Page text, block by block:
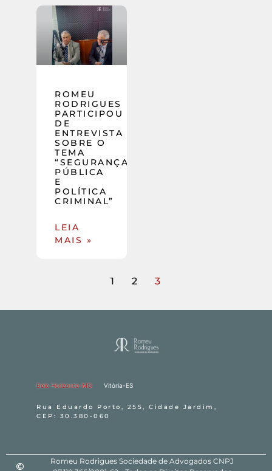
ROMEU
RODRIGUES
PARTICIPOU
DE
ENTREVISTA
SOBRE O
TEMA
“SEGURANÇA
PÚBLICA
E
POLÍTICA
CRIMINAL”
LEIA
MAIS »
1 2 3
Belo Horizonte-MG Vitória-ES
Rua Eduardo Porto, 255, Cidade Jardim,
CEP: 30.380-060
Romeu Rodrigues Sociedade de Advogados CNPJ